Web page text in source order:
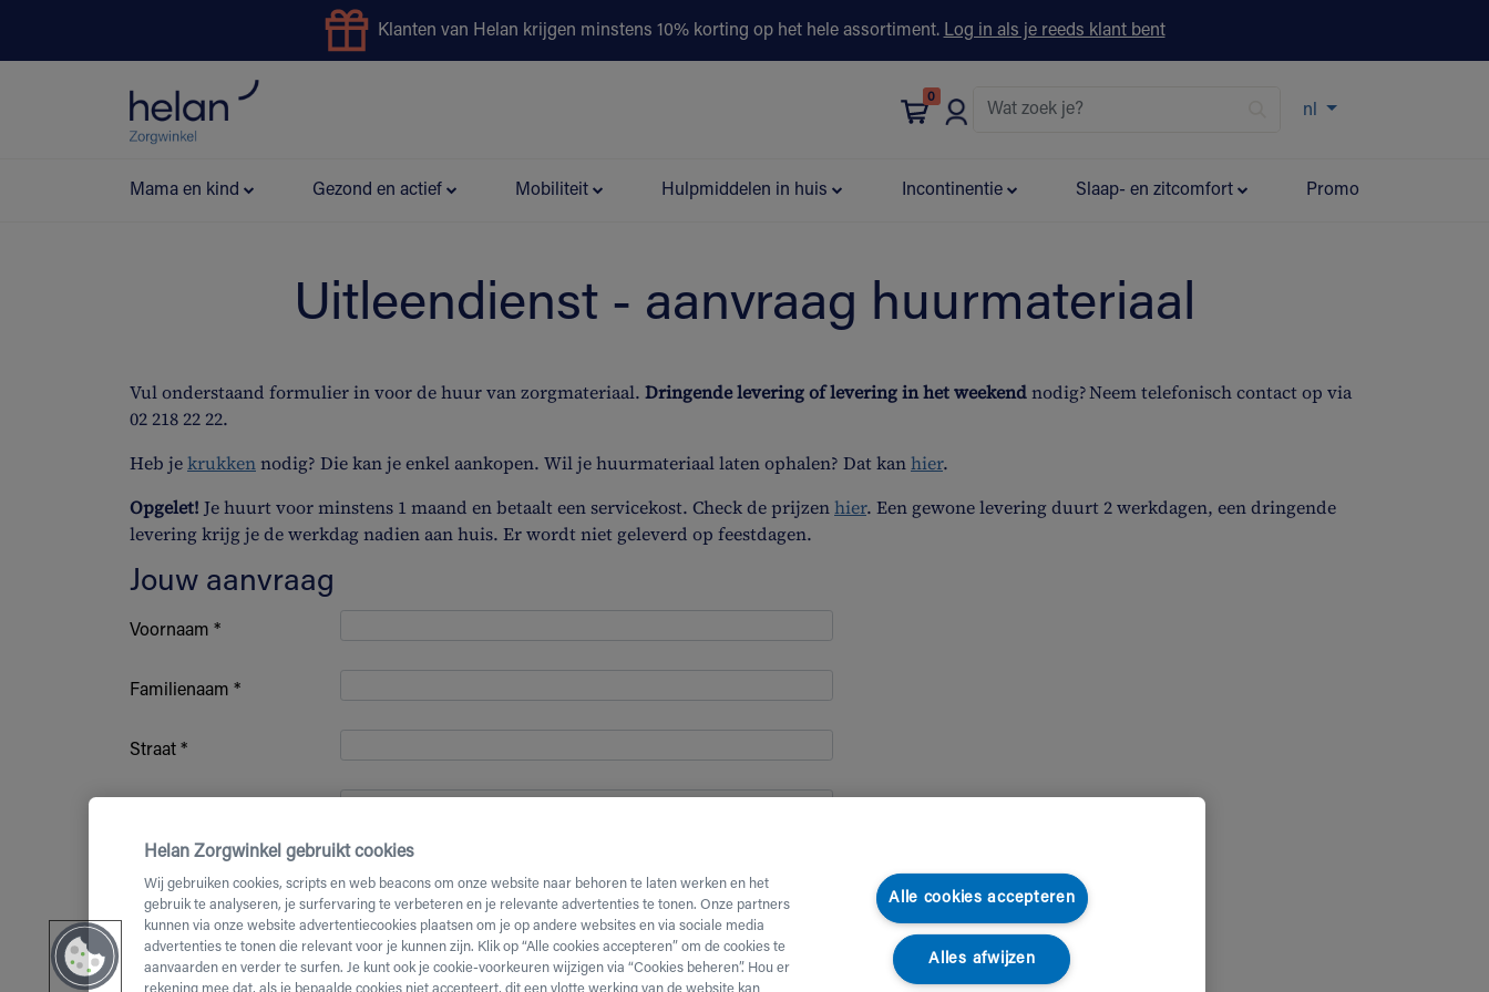
Klanten van Helan krijgen minstens 10% korting op het hele assortiment. Log in als je reeds klant bent
0
nl
Mama en kind Gezond en actief Mobiliteit Hulpmiddelen in huis Incontinentie Slaap- en zitcomfort Promo
Uitleendienst - aanvraag huurmateriaal
Vul onderstaand formulier in voor de huur van zorgmateriaal. Dringende levering of levering in het weekendnodig? Neem telefonisch contact op via
02 218 22 22.
Heb jekrukkennodig? Die kan je enkel aankopen. Wil je huurmateriaal laten ophalen? Dat kanhier.
Opgelet! Je huurt voor minstens 1 maand en betaalt een servicekost. Check de prijzenhier. Een gewone levering duurt 2 werkdagen, een dringende
levering krijg je de werkdag nadien aan huis. Er wordt niet geleverd op feestdagen.
Jouw aanvraag
Voornaam *
Familienaam *
Straat *
Postcode *
Helan Zorgwinkel gebruikt cookies
Wij gebruiken cookies, scripts en web beacons om onze website naar behoren te laten werken en het
gebruik te analyseren, je surfervaring te verbeteren en je relevante advertenties te tonen. Onze partners
kunnen via onze website advertentiecookies plaatsen om je op andere websites en via sociale media
advertenties te tonen die relevant voor je kunnen zijn. Klik op “Alle cookies accepteren” om de cookies te
aanvaarden en verder te surfen. Je kunt ook je cookie-voorkeuren wijzigen via “Cookies beheren”. Hou er
Alle cookies accepteren
Alles afwijzen